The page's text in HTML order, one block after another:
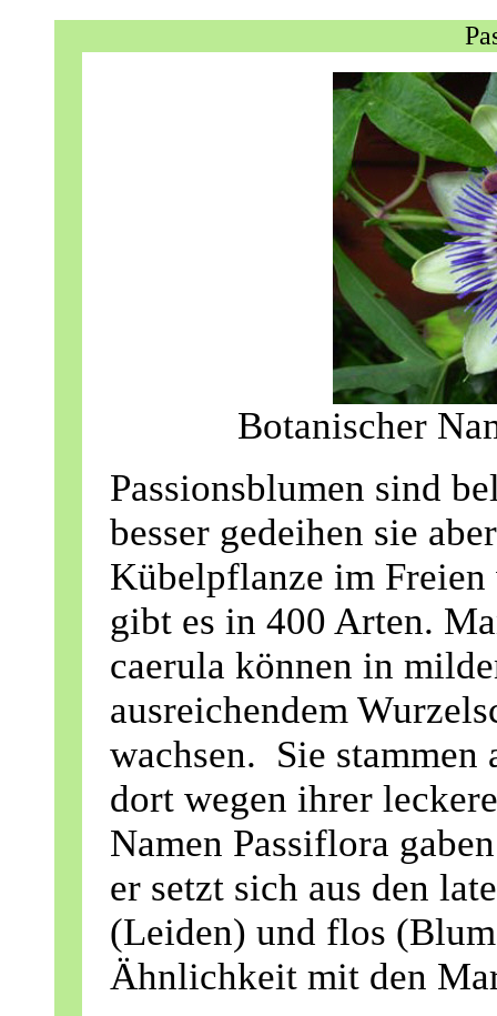
Botanischer
Passionsblumen sind
besser gedeihen sie
Kübelpflanze im Freien
gibt es in 400 Arten.
caerula können in
ausreichendem
wachsen. Sie stammen
dort wegen ihrer
Namen Passiflora
er setzt sich aus den
(Leiden) und flos
Ähnlichkeit mit den